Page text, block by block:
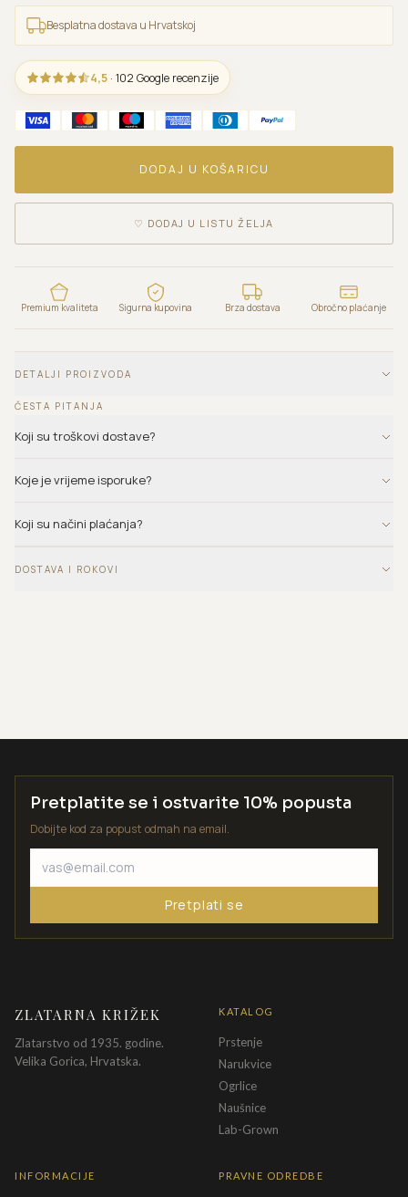
Besplatna dostava u Hrvatskoj
4,5 · 102 Google recenzije
DODAJ U KOŠARICU
♡ DODAJ U LISTU ŽELJA
Premium kvaliteta Sigurna kupovina Brza dostava Obročno plaćanje
DETALJI PROIZVODA
ČESTA PITANJA
Koji su troškovi dostave?
Koje je vrijeme isporuke?
Koji su načini plaćanja?
DOSTAVA I ROKOVI
Pretplatite se i ostvarite 10% popusta
Dobijte kod za popust odmah na email.
Pretplati se
ZLATARNA KRIŽEK
Zlatarstvo od 1935. godine.
Velika Gorica, Hrvatska.
KATALOG
Prstenje
Narukvice
Ogrlice
Naušnice
Lab-Grown
INFORMACIJE PRAVNE ODREDBE